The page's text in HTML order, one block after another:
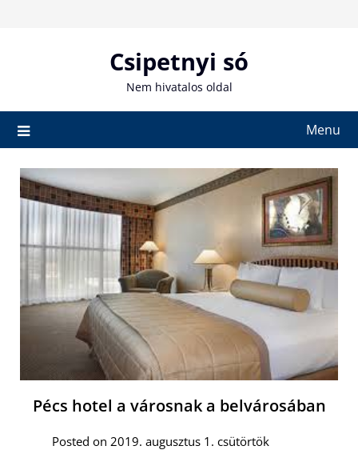
Csipetnyi só
Nem hivatalos oldal
Menu
Pécs hotel a városnak a belvárosában
Posted on 2019. augusztus 1. csütörtök